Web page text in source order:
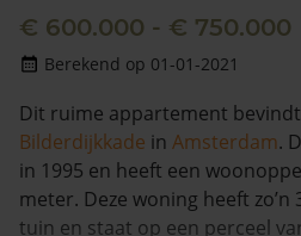
€ 600.000 - € 750.000
Berekend op 01-01-2021
Dit ruime appartement
Bilderdijkkade in Amsterdam.
in 1995 en heeft een
meter. Deze woning heeft
tuin en staat op een perceel